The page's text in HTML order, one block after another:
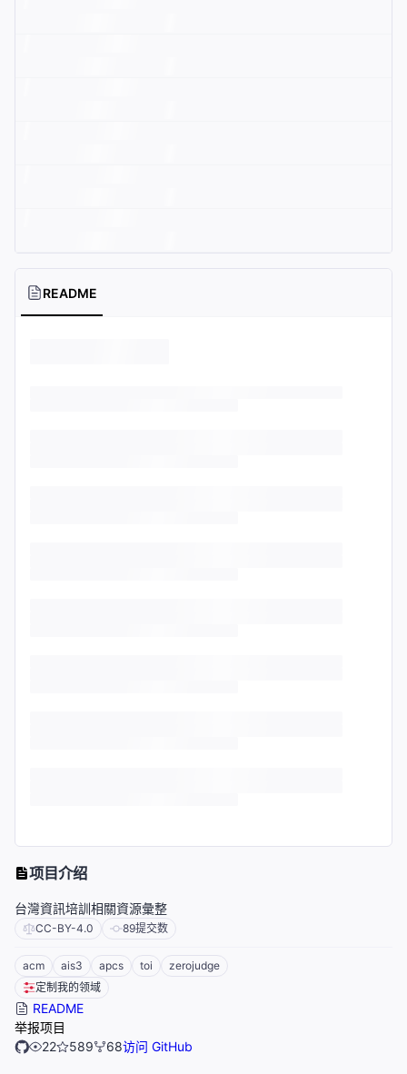
README
项目介绍
台灣資訊培訓相關資源彙整
CC-BY-4.0 89提交数
acm ais3 apcs toi
zerojudge
定制我的领域
README
举报项目
22
589 68访问 GitHub